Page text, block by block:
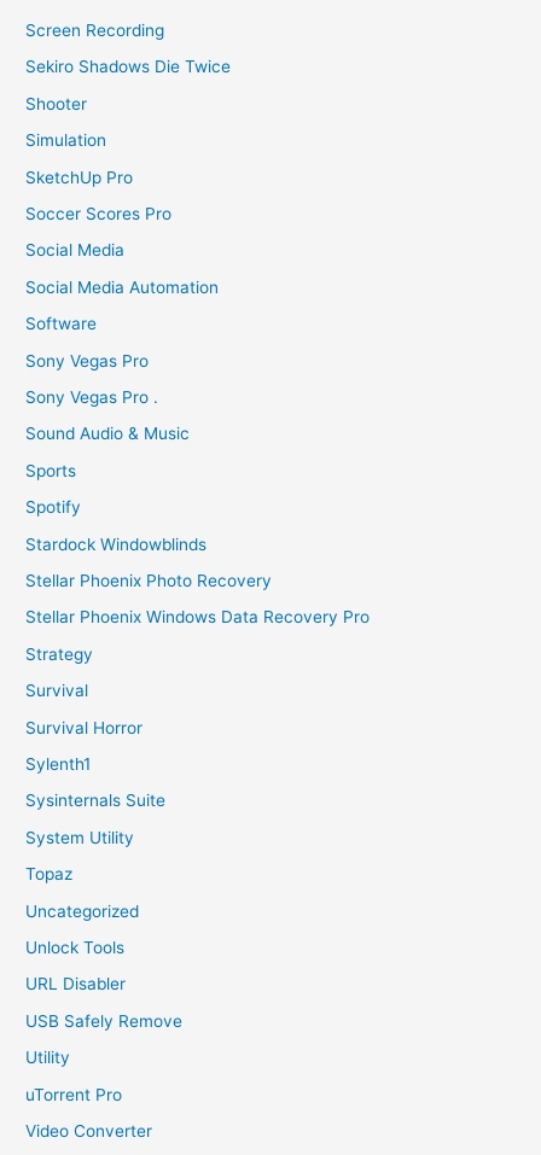
Screen Recording
Sekiro Shadows Die Twice
Shooter
Simulation
SketchUp Pro
Soccer Scores Pro
Social Media
Social Media Automation
Software
Sony Vegas Pro
Sony Vegas Pro .
Sound Audio & Music
Sports
Spotify
Stardock Windowblinds
Stellar Phoenix Photo Recovery
Stellar Phoenix Windows Data Recovery Pro
Strategy
Survival
Survival Horror
Sylenth1
Sysinternals Suite
System Utility
Topaz
Uncategorized
Unlock Tools
URL Disabler
USB Safely Remove
Utility
uTorrent Pro
Video Converter